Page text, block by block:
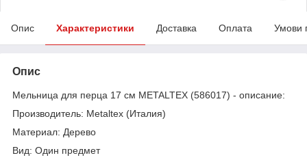
Опис Характеристики Доставка Оплата Умови
Опис
Мельница для перца 17 см METALTEX (586017) - описание:
Производитель: Metaltex (Италия)
Материал: Дерево
Вид: Один предмет